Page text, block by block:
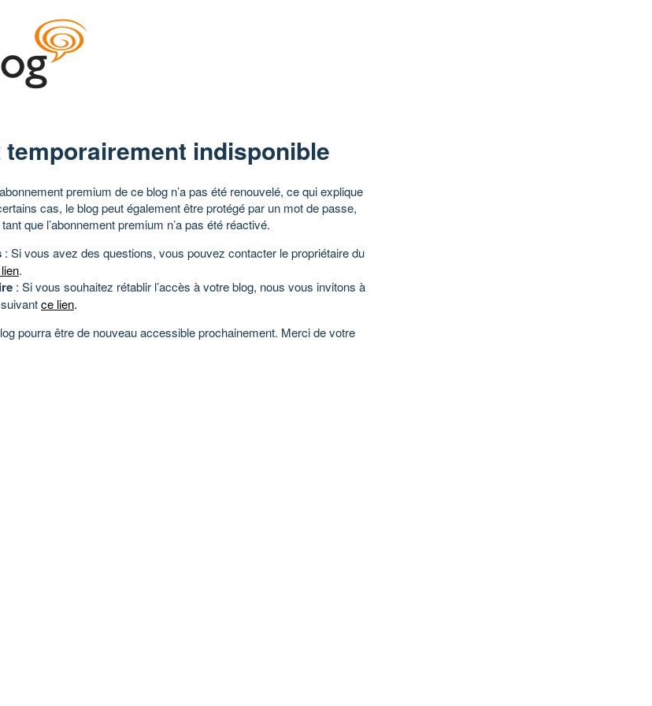
temporairement indisponible
premium de ce blog n’a pas été renouvelé, ce qui explique
cas, le blog peut également être protégé par un mot de passe,
que l’abonnement premium n’a pas été réactivé.
: Si vous avez des questions, vous pouvez contacter le propriétaire du
.
: Si vous souhaitez rétablir l’accès à votre blog, nous vous invitons à
ce lien.
pourra être de nouveau accessible prochainement. Merci de votre